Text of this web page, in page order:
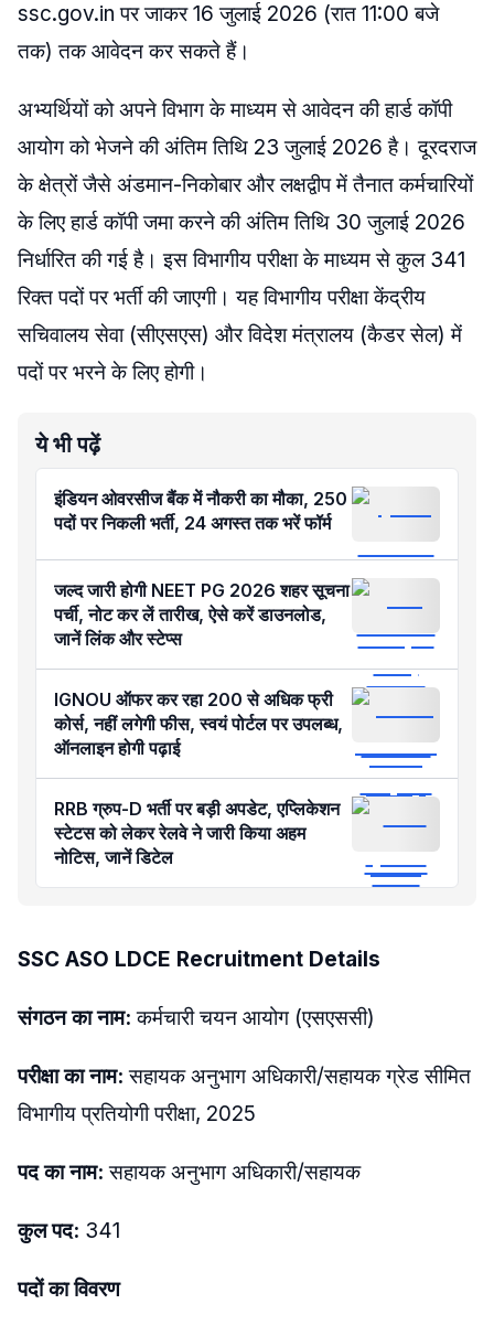
ssc.gov.in पर जाकर 16 जुलाई 2026 (रात 11:00 बजे
तक) तक आवेदन कर सकते हैं।
अभ्यर्थियों को अपने विभाग के माध्यम से आवेदन की हार्ड कॉपी
आयोग को भेजने की अंतिम तिथि 23 जुलाई 2026 है। दूरदराज
के क्षेत्रों जैसे अंडमान-निकोबार और लक्षद्वीप में तैनात कर्मचारियों
के लिए हार्ड कॉपी जमा करने की अंतिम तिथि 30 जुलाई 2026
निर्धारित की गई है। इस विभागीय परीक्षा के माध्यम से कुल 341
रिक्त पदों पर भर्ती की जाएगी। यह विभागीय परीक्षा केंद्रीय
सचिवालय सेवा (सीएसएस) और विदेश मंत्रालय (कैडर सेल) में
पदों पर भरने के लिए होगी।
ये भी पढ़ें
इंडियन ओवरसीज बैंक में नौकरी का मौका, 250
पदों पर निकली भर्ती, 24 अगस्त तक भरें फॉर्म
जल्द जारी होगी NEET PG 2026 शहर सूचना
पर्ची, नोट कर लें तारीख, ऐसे करें डाउनलोड,
जानें लिंक और स्टेप्स
IGNOU ऑफर कर रहा 200 से अधिक फ्री
कोर्स, नहीं लगेगी फीस, स्वयं पोर्टल पर उपलब्ध,
ऑनलाइन होगी पढ़ाई
RRB ग्रुप-D भर्ती पर बड़ी अपडेट, एप्लिकेशन
स्टेटस को लेकर रेलवे ने जारी किया अहम
नोटिस, जानें डिटेल
SSC ASO LDCE Recruitment Details
संगठन का नाम: कर्मचारी चयन आयोग (एसएससी)
परीक्षा का नाम: सहायक अनुभाग अधिकारी/सहायक ग्रेड सीमित
विभागीय प्रतियोगी परीक्षा, 2025
पद का नाम: सहायक अनुभाग अधिकारी/सहायक
कुल पद: 341
पदों का विवरण